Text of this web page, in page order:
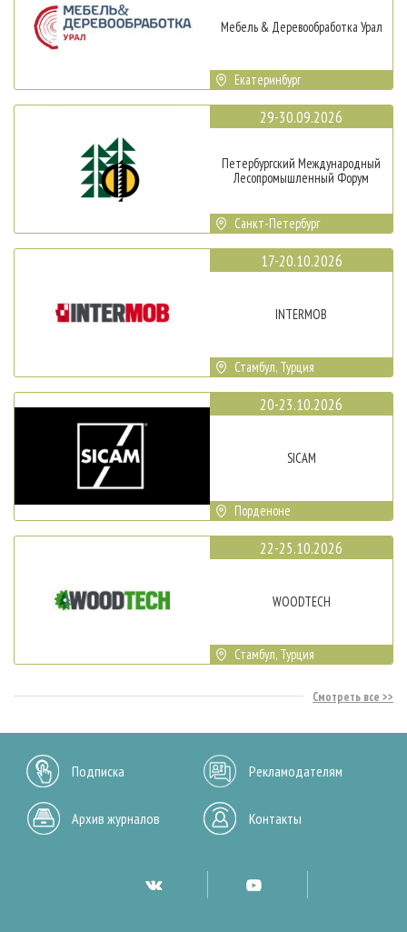
Мебель & Деревообработка Урал
Екатеринбург
29-30.09.2026
Петербургский Международный
Лесопромышленный Форум
Санкт-Петербург
17-20.10.2026
INTERMOB
Стамбул, Турция
20-23.10.2026
SICAM
Порденоне
22-25.10.2026
WOODTECH
Стамбул, Турция
Смотреть все
Подписка Рекламодателям
Архив журналов Контакты